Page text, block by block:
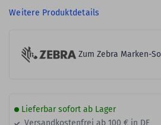
Weitere Produktdetails
Zum Zebra Marken-
Lieferbar sofort ab Lager
Versandkostenfrei ab 100 € in DE